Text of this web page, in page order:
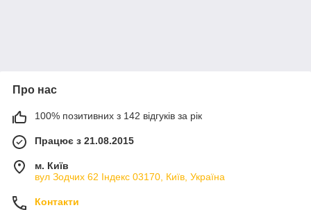
Про нас
100% позитивних з 142 відгуків за рік
Працює з 21.08.2015
м. Київ
вул Зодчих 62 Індекс 03170, Київ, Україна
Контакти